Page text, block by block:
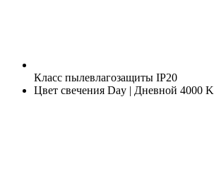
Класс пылевлагозащиты IP20
Цвет свечения Day | Дневной 4000 K